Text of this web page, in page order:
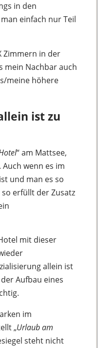
in den
einfach nur Teil
Zimmern in der
mein Nachbar auch
meine höhere
ist zu
“ am Mattsee,
wenn es im
und man es so
erfüllt der Zusatz
mit dieser
allein ist
Aufbau eines
im
„Urlaub am
steht nicht